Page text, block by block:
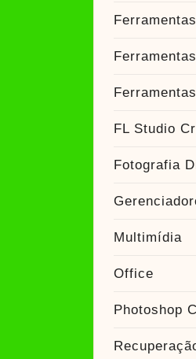
FL Studio
Fotografia
Multimídia
Office
Photoshop